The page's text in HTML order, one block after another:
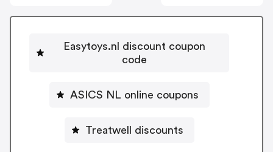
Easytoys.nl discount coupon
code
ASICS NL online coupons
Treatwell discounts